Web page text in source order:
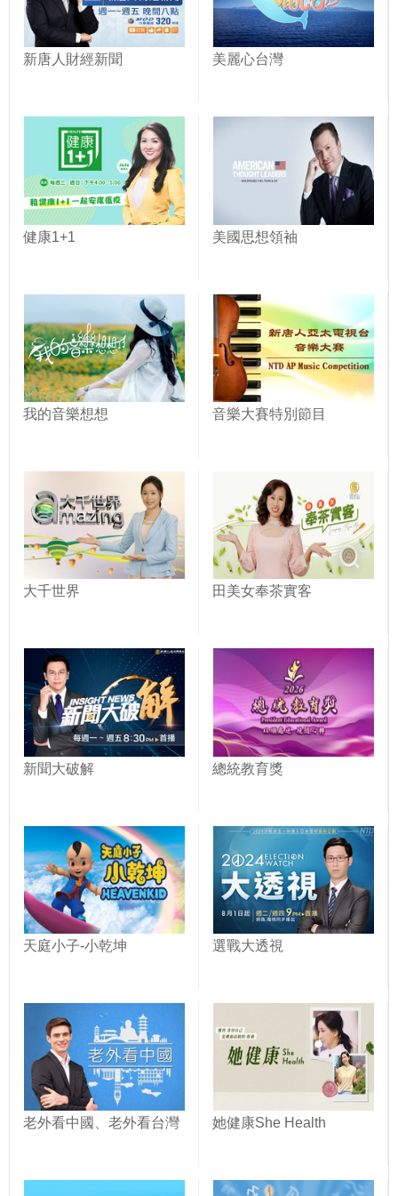
新唐人財經新聞 美麗心台灣
健康1+1 美國思想領袖
我的音樂想想 音樂大賽特別節目
大千世界 田美女奉茶實客
新聞大破解 總統教育獎
天庭小子-小乾坤 選戰大透視
老外看中國、老外看台灣 她健康She Health